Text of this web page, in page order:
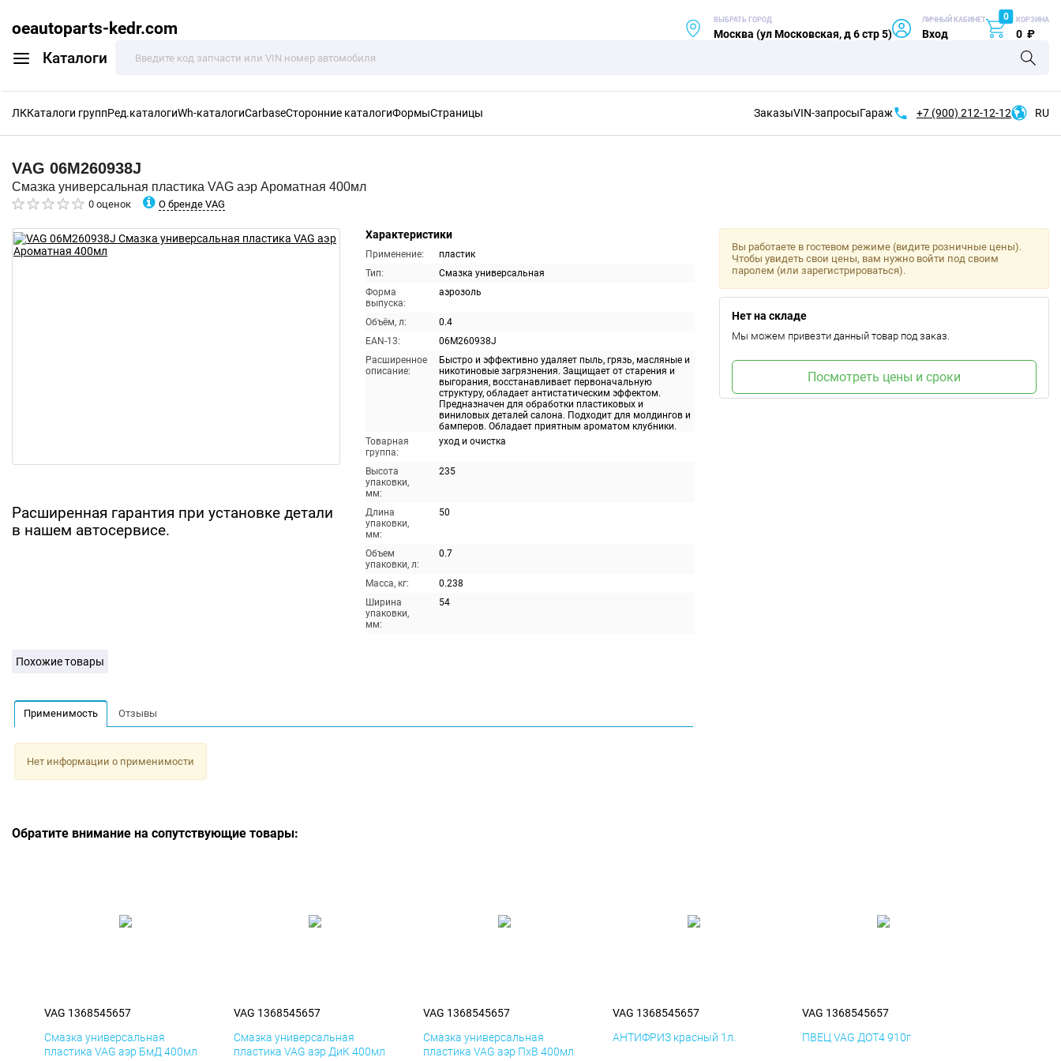
oeautoparts-kedr.com
Каталоги
ВЫБРАТЬ ГОРОД
Москва (ул Московская, д 6 стр 5)
ЛИЧНЫЙ КАБИНЕТ
Вход
0 КОРЗИНА
0 ₽
ЛККаталоги группРед.каталогиWh-каталогиCarbaseСторонние каталогиФормыСтраницы ЗаказыVIN-запросыГараж +7 (900) 212-12-12 RU
VAG 06M260938J
Смазка универсальная пластика VAG аэр Ароматная 400мл
0 оценок О бренде VAG
Расширенная гарантия при установке детали
в нашем автосервисе.
Характеристики
Применение:
пластик
Тип:
Смазка универсальная
Форма
выпуска:
аэрозоль
Объём, л:
0.4
EAN-13:
06M260938J
Расширенное
описание:
Быстро и эффективно удаляет пыль, грязь, масляные и
никотиновые загрязнения. Защищает от старения и
выгорания, восстанавливает первоначальную
структуру, обладает антистатическим эффектом.
Предназначен для обработки пластиковых и
виниловых деталей салона. Подходит для молдингов и
бамперов. Обладает приятным ароматом клубники.
Товарная
группа:
уход и очистка
Высота
упаковки,
мм:
235
Длина
упаковки,
мм:
50
Объем
упаковки, л:
0.7
Масса, кг:
0.238
Ширина
упаковки,
мм:
54
Вы работаете в гостевом режиме (видите розничные цены).
Чтобы увидеть свои цены, вам нужно войти под своим
паролем (или зарегистрироваться).
Нет на складе
Мы можем привезти данный товар под заказ.
Посмотреть цены и сроки
Похожие товары
Применимость Отзывы
Нет информации о применимости
Обратите внимание на сопутствующие товары:
VAG 1368545657
Смазка универсальная
пластика VAG аэр БмД 400мл
VAG 1368545657
Смазка универсальная
пластика VAG аэр ДиК 400мл
VAG 1368545657
Смазка универсальная
пластика VAG аэр ПхВ 400мл
VAG 1368545657
АНТИФРИЗ красный 1л.
VAG 1368545657
ПВЕЦ VAG ДОТ4 910г